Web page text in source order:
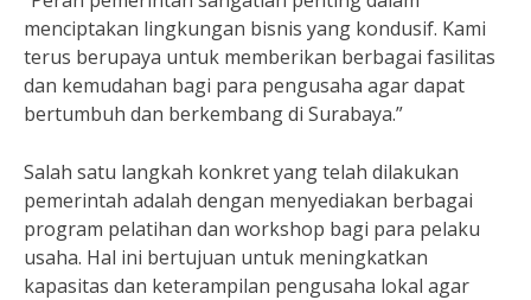
menciptakan lingkungan bisnis yang kondusif. Kami
terus berupaya untuk memberikan berbagai fasilitas
dan kemudahan bagi para pengusaha agar dapat
bertumbuh dan berkembang di Surabaya.”
Salah satu langkah konkret yang telah dilakukan
pemerintah adalah dengan menyediakan berbagai
program pelatihan dan workshop bagi para pelaku
usaha. Hal ini bertujuan untuk meningkatkan
kapasitas dan keterampilan pengusaha lokal agar